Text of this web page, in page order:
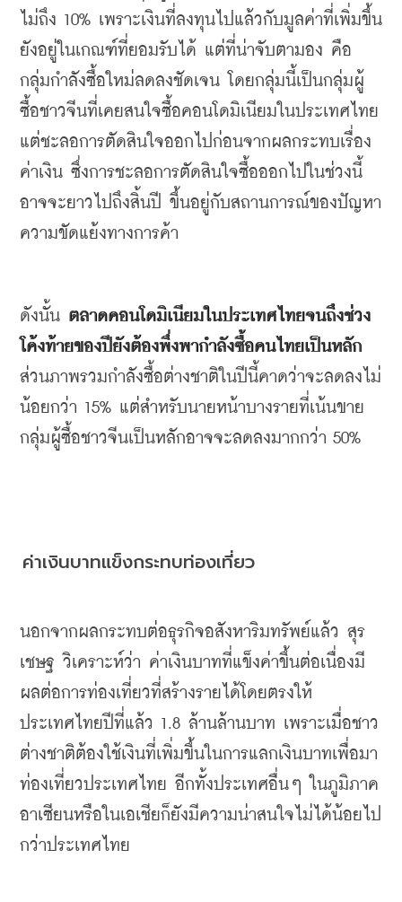
ไม่ถึง 10% เพราะเงินที่ลงทุนไปแล้วกับมูลค่าที่เพิ่มขึ้น
ยังอยู่ในเกณฑ์ที่ยอมรับได้ แต่ที่น่าจับตามอง คือ
กลุ่มกำลังซื้อใหม่ลดลงชัดเจน โดยกลุ่มนี้เป็นกลุ่มผู้
ซื้อชาวจีนที่เคยสนใจซื้อคอนโดมิเนียมในประเทศไทย
แต่ชะลอการตัดสินใจออกไปก่อนจากผลกระทบเรื่อง
ค่าเงิน ซึ่งการชะลอการตัดสินใจซื้อออกไปในช่วงนี้
อาจจะยาวไปถึงสิ้นปี ขึ้นอยู่กับสถานการณ์ของปัญหา
ความขัดแย้งทางการค้า
ดังนั้น ตลาดคอนโดมิเนียมในประเทศไทยจนถึงช่วง
โค้งท้ายของปียังต้องพึ่งพากำลังซื้อคนไทยเป็นหลัก
ส่วนภาพรวมกำลังซื้อต่างชาติในปีนี้คาดว่าจะลดลงไม่
น้อยกว่า 15% แต่สำหรับนายหน้าบางรายที่เน้นขาย
กลุ่มผู้ซื้อชาวจีนเป็นหลักอาจจะลดลงมากกว่า 50%
ค่าเงินบาทแข็งกระทบท่องเที่ยว
นอกจากผลกระทบต่อธุรกิจอสังหาริมทรัพย์แล้ว สุร
เชษฐ วิเคราะห์ว่า ค่าเงินบาทที่แข็งค่าขึ้นต่อเนื่องมี
ผลต่อการท่องเที่ยวที่สร้างรายได้โดยตรงให้
ประเทศไทยปีที่แล้ว 1.8 ล้านล้านบาท เพราะเมื่อชาว
ต่างชาติต้องใช้เงินที่เพิ่มขึ้นในการแลกเงินบาทเพื่อมา
ท่องเที่ยวประเทศไทย อีกทั้งประเทศอื่นๆ
ในภูมิภาค
อาเซียนหรือในเอเชียก็ยังมีความน่าสนใจไม่ได้น้อยไป
กว่าประเทศไทย